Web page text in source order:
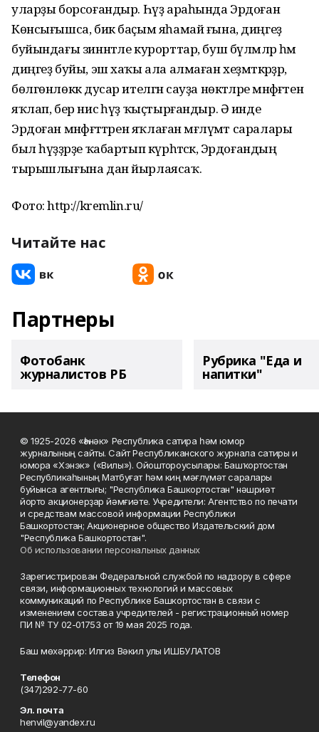
уларҙы борсоғандыр. Һүҙ араһында Эрдоған
Көнсығышса, бик баҫым яһамай ғына, диңгеҙ
буйындағы зиннәтле курорттар, буш бүлмәләр һәм
диңгеҙ буйы, эш хаҡы ала алмаған хеҙмәткәрҙәр,
бөлгөнлөккә дусар ителгән сауҙа нөктәләре мәнфәғәтен
яҡлап, бер нисә һүҙ ҡыҫтырғандыр. Ә инде
Эрдоған мәнфәғәттәрен яҡлаған мәғлүмәт саралары
был һүҙҙәрҙе ҡабартып күрһәтәсәк, Эрдоғандың
тырышлығына дан йырлаясаҡ.
Фото: http://kremlin.ru/
Читайте нас
Партнеры
Фотобанк
журналистов РБ
Рубрика "Еда и
напитки"
© 1925-2026 «Һәнәк» Республика сатира һәм юмор
журналының сайты. Сайт Республиканского журнала сатиры и
юмора «Хэнэк» («Вилы»). Ойоштороусылары: Башҡортостан
Республикаһының Матбуғат һәм киң мәғлүмәт саралары
буйынса агентлығы; "Республика Башкортостан" нәшриәт
йорто акционерҙар йәмғиәте. Учредители: Агентство по печати
и средствам массовой информации Республики
Башкортостан; Акционерное общество Издательский дом
"Республика Башкортостан".
Об использовании персональных данных
Зарегистрирован Федеральной службой по надзору в сфере
связи, информационных технологий и массовых
коммуникаций по Республике Башкортостан в связи с
изменением состава учредителей - регистрационный номер
ПИ № ТУ 02-01753 от 19 мая 2025 года.
Баш мөхәррир: Илгиз Вәкил улы ИШБУЛАТОВ
Телефон
(347)292-77-60
Эл. почта
henvil@yandex.ru